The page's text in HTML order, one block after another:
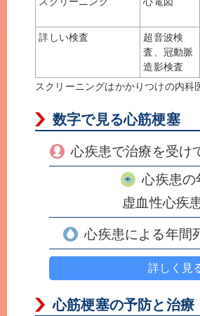
詳しい検査
超音波検
査、冠動脈
造影検査
スクリーニングはかかりつけの内
数字で見る心筋梗塞
心疾患で治療を受け
心疾患の
虚血性心疾
心疾患による年間
詳しく見
心筋梗塞の予防と治療